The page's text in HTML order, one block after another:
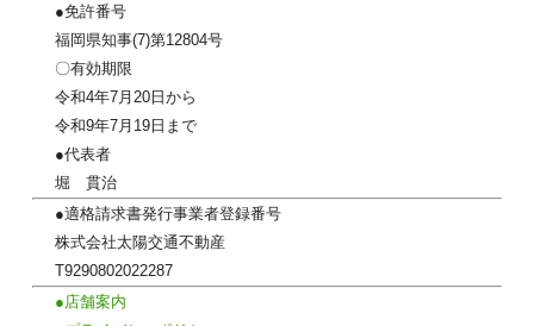
●免許番号
福岡県知事(7)第12804号
〇有効期限
令和4年7月20日から
令和9年7月19日まで
●代表者
堀 貫治
●適格請求書発行事業者登録番号
株式会社太陽交通不動産
T9290802022287
●店舗案内